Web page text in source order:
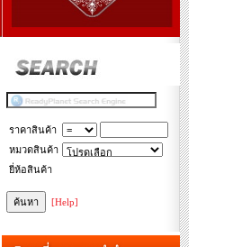
ราคาสินค้า
หมวดสินค้า
ยี่ห้อสินค้า
[Help]